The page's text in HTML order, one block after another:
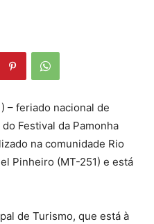
– feriado nacional de
Festival da Pamonha
na comunidade Rio
Pinheiro (MT-251) e está
de Turismo, que está à